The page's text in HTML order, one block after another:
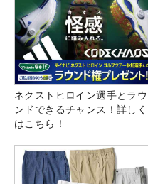
ネクストヒロイン選手とラウ
ンドできるチャンス！詳しく
はこちら！